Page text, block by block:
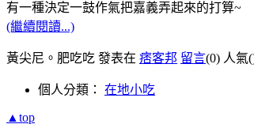
有一種決定一鼓作氣把嘉義弄起來的打算~
(繼續閱讀...)
黃尖尼。肥吃吃 發表在 痞客邦 留言(0) 人氣(
個人分類： 在地小吃
▲top